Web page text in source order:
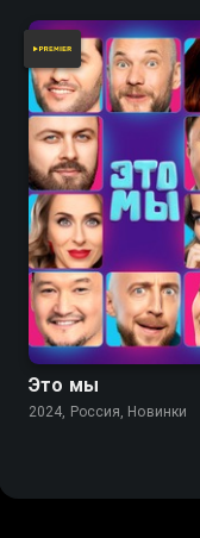
Это мы
2024, Россия, Новинки